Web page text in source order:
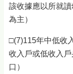
該收據應以所就
為主）
□(7)115年中低收
收入戶或低收入
口）